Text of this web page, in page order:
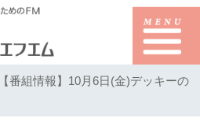
【番組情報】10月6日(金)デッキーの